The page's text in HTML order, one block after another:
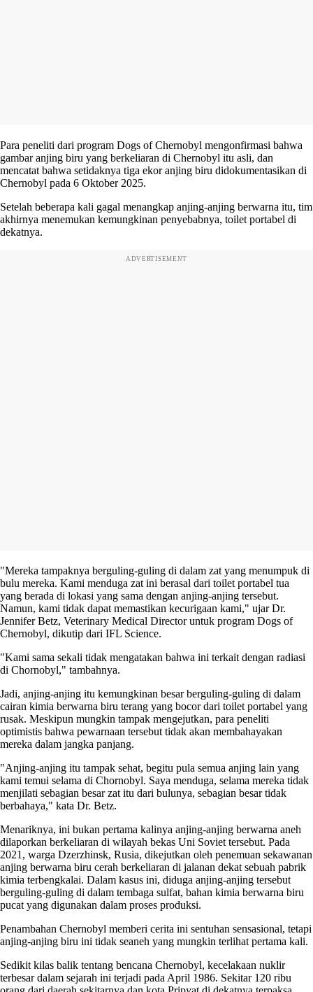
Para peneliti dari program Dogs of Chernobyl mengonfirmasi bahwa
gambar anjing biru yang berkeliaran di Chernobyl itu asli, dan
mencatat bahwa setidaknya tiga ekor anjing biru didokumentasikan di
Chernobyl pada 6 Oktober 2025.
Setelah beberapa kali gagal menangkap anjing-anjing berwarna itu, tim
akhirnya menemukan kemungkinan penyebabnya, toilet portabel di
dekatnya.
ADVERTISEMENT
"Mereka tampaknya berguling-guling di dalam zat yang menumpuk di
bulu mereka. Kami menduga zat ini berasal dari toilet portabel tua
yang berada di lokasi yang sama dengan anjing-anjing tersebut.
Namun, kami tidak dapat memastikan kecurigaan kami," ujar Dr.
Jennifer Betz, Veterinary Medical Director untuk program Dogs of
Chernobyl, dikutip dari IFL Science.
"Kami sama sekali tidak mengatakan bahwa ini terkait dengan radiasi
di Chornobyl," tambahnya.
Jadi, anjing-anjing itu kemungkinan besar berguling-guling di dalam
cairan kimia berwarna biru terang yang bocor dari toilet portabel yang
rusak. Meskipun mungkin tampak mengejutkan, para peneliti
optimistis bahwa pewarnaan tersebut tidak akan membahayakan
mereka dalam jangka panjang.
"Anjing-anjing itu tampak sehat, begitu pula semua anjing lain yang
kami temui selama di Chornobyl. Saya menduga, selama mereka tidak
menjilati sebagian besar zat itu dari bulunya, sebagian besar tidak
berbahaya," kata Dr. Betz.
Menariknya, ini bukan pertama kalinya anjing-anjing berwarna aneh
dilaporkan berkeliaran di wilayah bekas Uni Soviet tersebut. Pada
2021, warga Dzerzhinsk, Rusia, dikejutkan oleh penemuan sekawanan
anjing berwarna biru cerah berkeliaran di jalanan dekat sebuah pabrik
kimia terbengkalai. Dalam kasus ini, diduga anjing-anjing tersebut
berguling-guling di dalam tembaga sulfat, bahan kimia berwarna biru
pucat yang digunakan dalam proses produksi.
Penambahan Chernobyl memberi cerita ini sentuhan sensasional, tetapi
anjing-anjing biru ini tidak seaneh yang mungkin terlihat pertama kali.
Sedikit kilas balik tentang bencana Chernobyl, kecelakaan nuklir
terbesar dalam sejarah ini terjadi pada April 1986. Sekitar 120 ribu